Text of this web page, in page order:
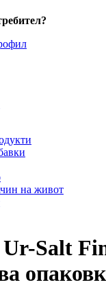
на живот
Ur-Salt